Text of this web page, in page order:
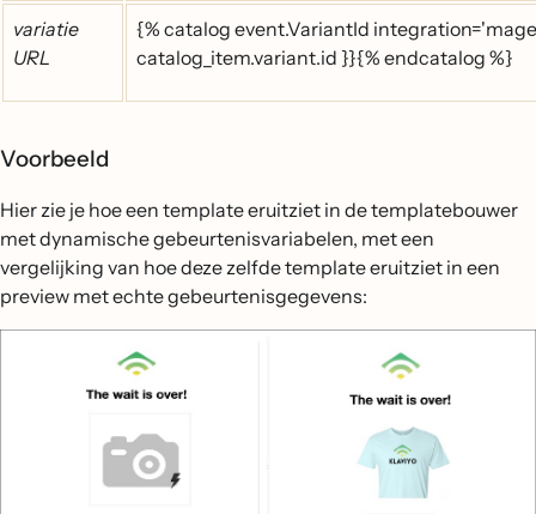
variatie
URL
{% catalog event.VariantId
catalog_item.variant.id }}{% endcatalog %}
Voorbeeld
Hier zie je hoe een template eruitziet in de templatebouwer
met dynamische gebeurtenisvariabelen, met een
vergelijking van hoe deze zelfde template eruitziet in een
preview met echte gebeurtenisgegevens: